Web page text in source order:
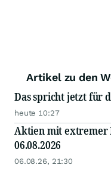
Artikel zu den
Das spricht jetzt für
heute 10:27
Aktien mit extremer
06.08.2026
06.08.26, 21:30